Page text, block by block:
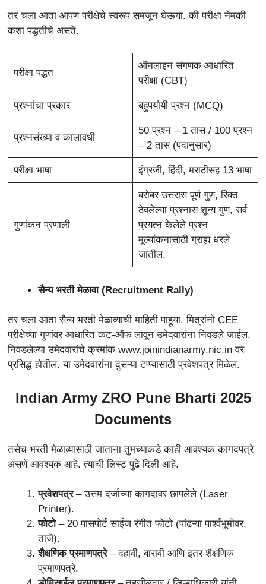
तर चला आता आपण परीक्षेचे स्वरूप समजून घेऊया. की परीक्षा नेमकी
कशा पद्धतीचे असते.
परीक्षा पद्धत
ऑनलाइन संगणक आधारित
परीक्षा (CBT)
प्रश्नांचा प्रकार बहुपर्यायी प्रश्न (MCQ)
प्रश्नसंख्या व कालावधी
50 प्रश्न – 1 तास / 100 प्रश्न
– 2 तास (पदानुसार)
परीक्षा भाषा इंग्रजी, हिंदी, मराठीसह 13 भाषा
गुणांकन प्रणाली
बरोबर उत्तरास पूर्ण गुण, रिक्त
ठेवलेल्या प्रश्नास शून्य गुण, सर्व
प्रयत्न केलेले प्रश्न
मूल्यांकनासाठी ग्राह्य धरले
जातील.
सैन्य भरती मेळावा (Recruitment Rally)
तर चला आता सैन्य भरती मेळाव्याची माहिती पाहूया. मित्रांनो CEE
परीक्षेच्या गुणांवर आधारित कट-ऑफ लावून उमेदवारांना निवडले जाईल.
निवडलेल्या उमेदवारांचे क्रमांक www.joinindianarmy.nic.in वर
प्रसिद्ध होतील. या उमेदवारांना दुसऱ्या टप्प्यासाठी प्रवेशपत्र मिळेल.
Indian Army ZRO Pune Bharti 2025
Documents
तसेच भरती मेळाव्यासाठी जाताना तुमच्याकडे काही आवश्यक कागदपत्रे
असणे आवश्यक आहे. त्याची लिस्ट पुढे दिली आहे.
प्रवेशपत्र– उत्तम दर्जाच्या कागदावर छापलेले (Laser
Printer).
फोटो– 20 पासपोर्ट साईज रंगीत फोटो (पांढऱ्या पार्श्वभूमीवर,
ताजे).
शैक्षणिक प्रमाणपत्रे– दहावी, बारावी आणि इतर शैक्षणिक
प्रमाणपत्रे.